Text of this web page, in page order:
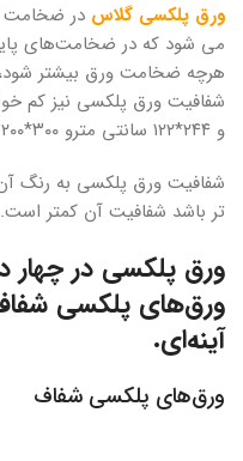
ورق پلکسی گلاس
می شود که در ضخامت‌های
هرچه ضخامت ورق بیشتر شود،
و ۲۴۴*۱۲۲ سانتی مترو ۳۰۰*۲۰۰ سانتی متر عرضه می شود.
شفافیت ورق پلکسی به رنگ
تر باشد شفافیت آن کمتر است.
ورق پلکسی در چهار
ورق‌های پلکسی
آینه‌ای.
ورق‌های پلکسی شفاف